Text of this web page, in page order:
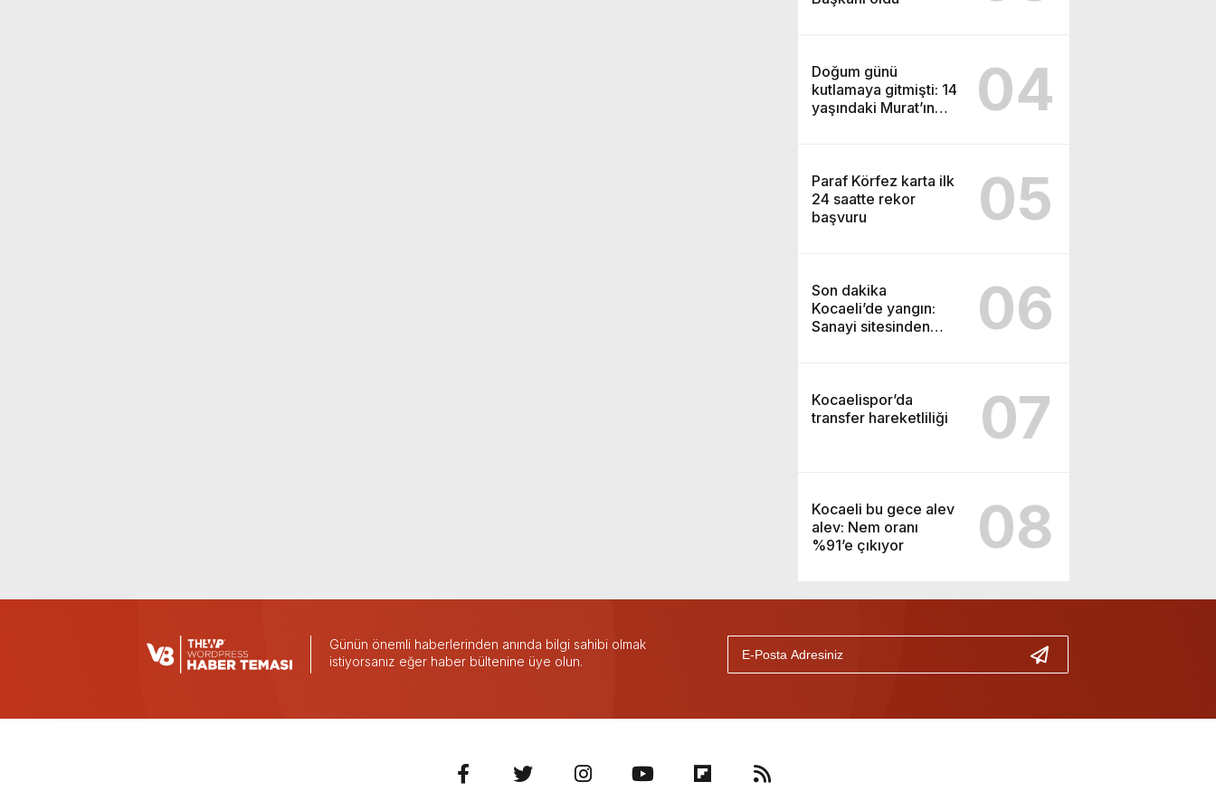
Doğum günü
kutlamaya gitmişti: 14
yaşındaki Murat’ın
04
Paraf Körfez karta ilk
24 saatte rekor
başvuru
05
Son dakika
Kocaeli’de yangın:
Sanayi sitesinden
06
Kocaelispor’da
transfer hareketliliği
07
Kocaeli bu gece alev
alev: Nem oranı
%91’e çıkıyor
08
Günün önemli haberlerinden anında bilgi sahibi olmak
istiyorsanız eğer haber bültenine üye olun.